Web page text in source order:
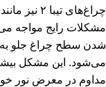
چراغ‌های
مشکلات رایج مواجه
شدن سطح چراغ جلو
می‌شود. این مشکل
مداوم در معرض نور